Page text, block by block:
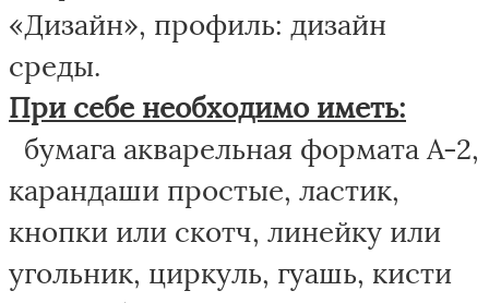
«Дизайн», профиль: дизайн
среды.
При себе необходимо иметь:
бумага акварельная формата А-2,
карандаши простые, ластик,
кнопки или скотч, линейку или
угольник, циркуль, гуашь, кисти